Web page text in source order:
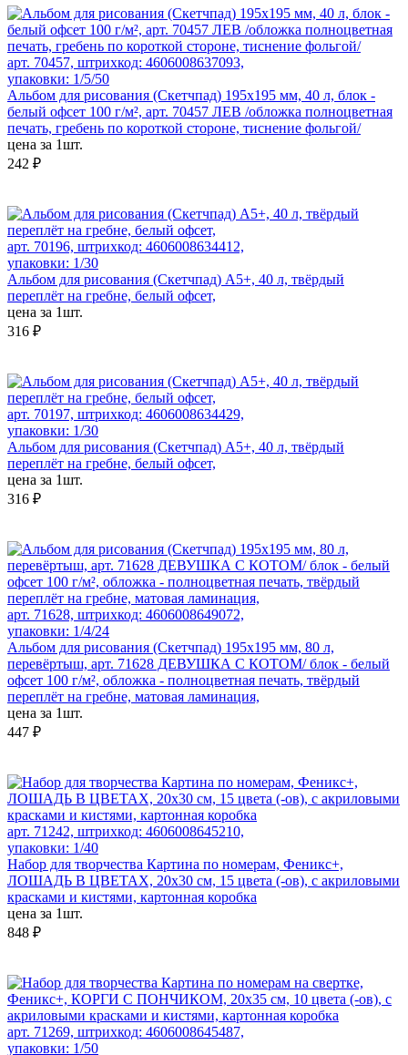
арт. 70457, штрихкод: 4606008637093,
упаковки: 1/5/50
Альбом для рисования (Скетчпад) 195х195 мм, 40 л, блок -
белый офсет 100 г/м², арт. 70457 ЛЕВ /обложка полноцветная
печать, гребень по короткой стороне, тиснение фольгой/
цена за 1шт.
242 ₽
арт. 70196, штрихкод: 4606008634412,
упаковки: 1/30
Альбом для рисования (Скетчпад) А5+, 40 л, твёрдый
переплёт на гребне, белый офсет,
цена за 1шт.
316 ₽
арт. 70197, штрихкод: 4606008634429,
упаковки: 1/30
Альбом для рисования (Скетчпад) А5+, 40 л, твёрдый
переплёт на гребне, белый офсет,
цена за 1шт.
316 ₽
арт. 71628, штрихкод: 4606008649072,
упаковки: 1/4/24
Альбом для рисования (Скетчпад) 195x195 мм, 80 л,
перевёртыш, арт. 71628 ДЕВУШКА С КОТОМ/ блок - белый
офсет 100 г/м², обложка - полноцветная печать, твёрдый
переплёт на гребне, матовая ламинация,
цена за 1шт.
447 ₽
арт. 71242, штрихкод: 4606008645210,
упаковки: 1/40
Набор для творчества Картина по номерам, Феникс+,
ЛОШАДЬ В ЦВЕТАХ, 20х30 см, 15 цвета (-ов), с акриловыми
красками и кистями, картонная коробка
цена за 1шт.
848 ₽
арт. 71269, штрихкод: 4606008645487,
упаковки: 1/50